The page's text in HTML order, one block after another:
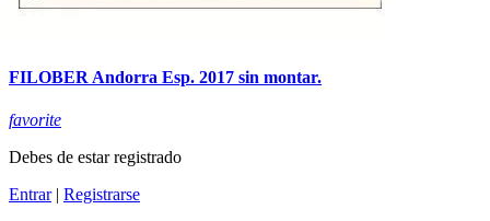
FILOBER Andorra Esp. 2017 sin montar.
favorite
Debes de estar registrado
Entrar| Registrarse